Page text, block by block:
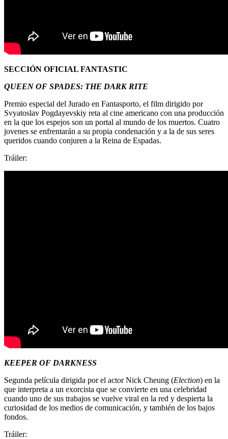
SECCIÓN OFICIAL FANTASTIC
QUEEN OF SPADES: THE DARK RITE
Premio especial del Jurado en Fantasporto, el film dirigido por
Svyatoslav Pogdayevskiy reta al cine americano con una producción
en la que los espejos son un portal al mundo de los muertos. Cuatro
jovenes se enfrentarán a su propia condenación y a la de sus seres
queridos cuando conjuren a la Reina de Espadas.
Tráiler:
KEEPER OF DARKNESS
Segunda película dirigida por el actor Nick Cheung (Election) en la
que interpreta a un exorcista que se convierte en una celebridad
cuando uno de sus trabajos se vuelve viral en la red y despierta la
curiosidad de los medios de comunicación, y también de los bajos
fondos.
Tráiler: